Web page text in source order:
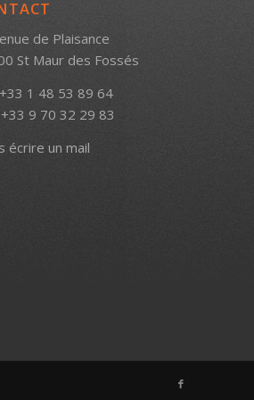
de Plaisance
St Maur des Fossés
1 48 53 89 64
+33 9 70 32 29 83
écrire un mail